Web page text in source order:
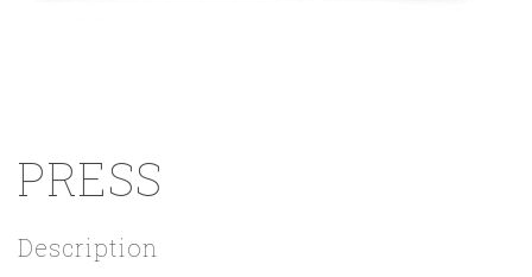
PRESS
Description